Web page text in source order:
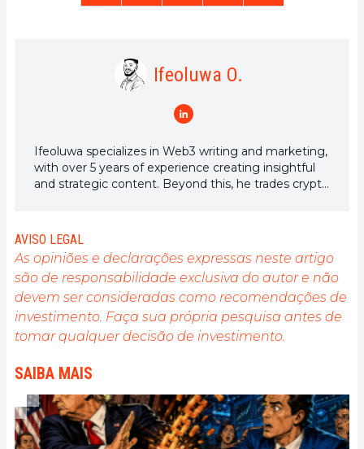
Ifeoluwa O.
Ifeoluwa specializes in Web3 writing and marketing,
with over 5 years of experience creating insightful
and strategic content. Beyond this, he trades crypto
AVISO LEGAL
As opiniões e declarações expressas neste artigo
são de responsabilidade exclusiva do autor e não
devem ser consideradas como recomendações de
investimento. Faça sua própria pesquisa antes de
tomar qualquer decisão de investimento.
SAIBA MAIS